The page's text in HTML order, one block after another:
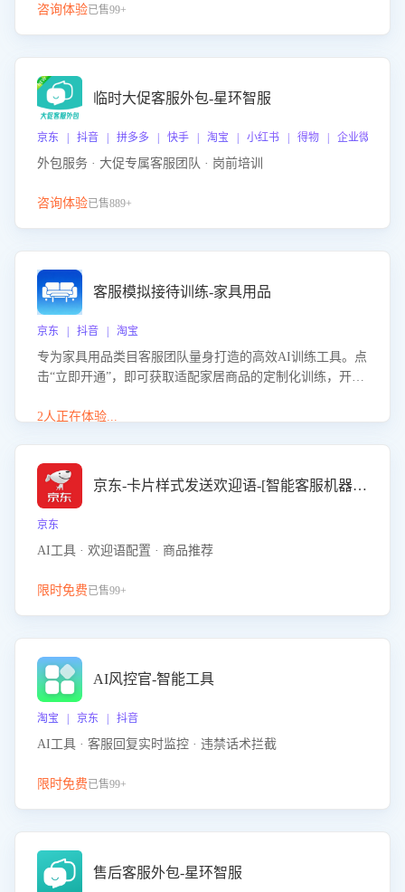
咨询体验已售99+
临时大促客服外包-星环智服
京东 | 抖音 | 拼多多 | 快手 | 淘宝 | 小红书 | 得物 | 企业微信
外包服务 · 大促专属客服团队 · 岗前培训
咨询体验已售889+
客服模拟接待训练-家具用品
京东 | 抖音 | 淘宝
专为家具用品类目客服团队量身打造的高效AI训练工具。点
击“立即开通”，即可获取适配家居商品的定制化训练，开启
能、尺寸参数咨询等高频场景下的专业应对能力。
2人正在体验...
京东-卡片样式发送欢迎语-[智能客服机器人]
京东
AI工具 · 欢迎语配置 · 商品推荐
限时免费已售99+
AI风控官-智能工具
淘宝 | 京东 | 抖音
AI工具 · 客服回复实时监控 · 违禁话术拦截
限时免费已售99+
售后客服外包-星环智服